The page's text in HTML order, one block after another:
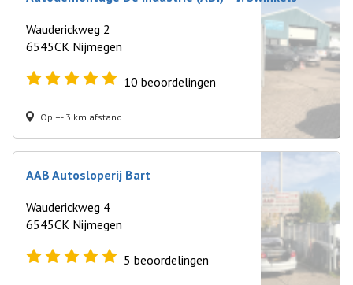
Wauderickweg 2
6545CK Nijmegen
10 beoordelingen
Op +- 3 km afstand
AAB Autosloperij Bart
Wauderickweg 4
6545CK Nijmegen
5 beoordelingen